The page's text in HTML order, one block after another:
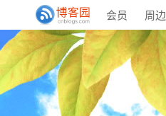
会员 周边